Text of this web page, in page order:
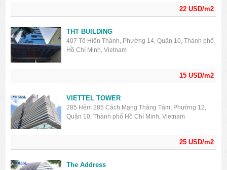
22 USD/m2
15 USD/m2
THT BUILDING
407 Tô Hiến Thành, Phường 14, Quận 10, Thành phố
Hồ Chí Minh, Vietnam
25 USD/m2
VIETTEL TOWER
285 Hẻm 285 Cách Mạng Tháng Tám, Phường 12,
Quận 10, Thành phố Hồ Chí Minh, Vietnam
The Address